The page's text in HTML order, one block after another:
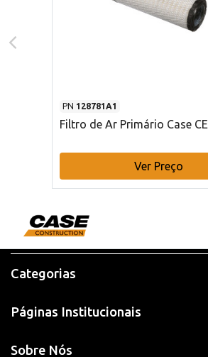
PN 128781A1
Filtro de Ar Primário Case CE
Ver Preço
Categorias
Páginas Institucionais
Sobre Nós